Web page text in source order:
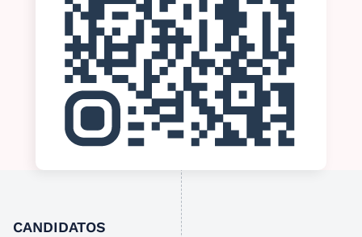
CANDIDATOS